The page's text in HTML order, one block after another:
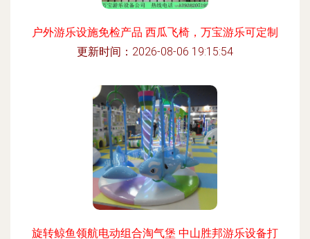
户外游乐设施免检产品 西瓜飞椅，万宝游乐可定制
更新时间：2026-08-06 19:15:54
旋转鲸鱼领航电动组合淘气堡 中山胜邦游乐设备打